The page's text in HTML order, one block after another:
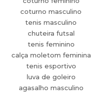
coturno masculino
tenis masculino
chuteira futsal
tenis feminino
calça moletom feminina
tenis esportivo
luva de goleiro
agasalho masculino